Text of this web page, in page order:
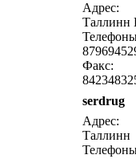
Адрес:
Таллинн
Факс:
serdrug
Адрес:
Таллинн